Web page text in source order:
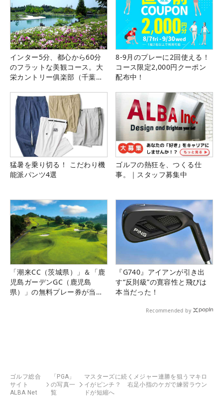
インター5分、都心から60分
のフラットな美観コース。大
栄カントリー俱楽部（千葉
8-9月のプレーに2回使える！
コース限定2,000円クーポン
配布中！
猛暑を乗り切る！ こだわり機
能派パンツ4選
ゴルフの熱狂を、つくる仕
事。｜スタッフ募集中
「潮来CC（茨城県）」＆「鹿
児島ガーデンGC（鹿児島
県）」の無料プレー券が当た
『G740』アイアンが引き出
す“反則級”の寛容性と飛びは
本当だった！
Recommended by
ゴルフ総合
サイト
ALBA Net
「PGA」
の写真一
覧
マスターズに続くメジャー連勝を狙うマキロ
イがピンチ？ 右足小指のケガで練習ラウン
ドが短縮へ